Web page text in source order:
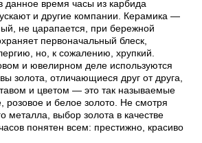
данное время часы из карбида
и другие компании. Керамика —
не царапается, при бережной
первоначальный блеск,
но, к сожалению, хрупкий.
и ювелирном деле используются
золота, отличающиеся друг от друга,
и цветом — это так называемые
розовое и белое золото. Не смотря
металла, выбор золота в качестве
понятен всем: престижно, красиво